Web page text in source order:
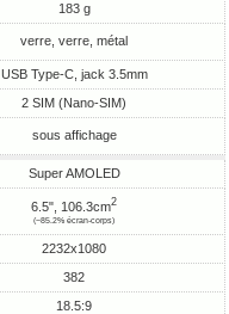
183 g
verre, verre, métal
USB Type-C, jack 3.5mm
2 SIM (Nano-SIM)
sous affichage
Super AMOLED
6.5", 106.3cm2
(~85.2% écran-corps)
2232x1080
382
18.5:9